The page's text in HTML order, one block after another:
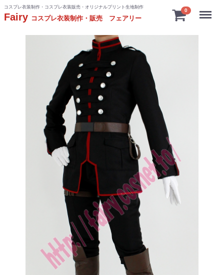
コスプレ衣装制作・コスプレ衣装販売・オリジナルプリント生地制作
Fairy コスプレ衣装制作・販売 フェアリー
0 Menu